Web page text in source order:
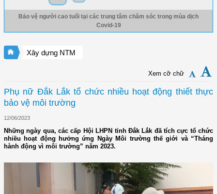
Bảo vệ người cao tuổi tại các trung tâm chăm sóc trong mùa dịch
Covid-19
Xây dựng NTM
Xem cỡ chữ
Phụ nữ Đắk Lắk tổ chức nhiều hoạt động thiết thực
bảo vệ môi trường
12/06/2023
Những ngày qua, các cấp Hội LHPN tỉnh Đắk Lắk đã tích cực tổ chức
nhiều hoạt động hưởng ứng Ngày Môi trường thế giới và “Tháng
hành động vì môi trường” năm 2023.